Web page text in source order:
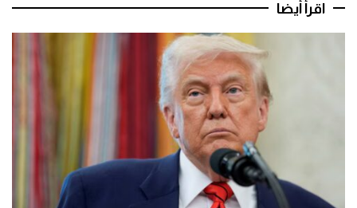
اقرأ أيضا